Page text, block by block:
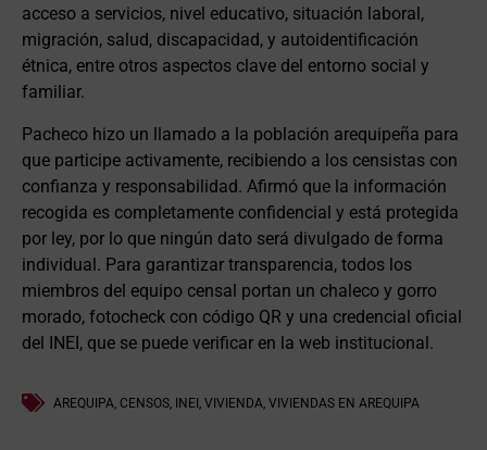
acceso a servicios, nivel educativo, situación laboral,
migración, salud, discapacidad, y autoidentificación
étnica, entre otros aspectos clave del entorno social y
familiar.
Pacheco hizo un llamado a la población arequipeña para
que participe activamente, recibiendo a los censistas con
confianza y responsabilidad. Afirmó que la información
recogida es completamente confidencial y está protegida
por ley, por lo que ningún dato será divulgado de forma
individual. Para garantizar transparencia, todos los
miembros del equipo censal portan un chaleco y gorro
morado, fotocheck con código QR y una credencial oficial
del INEI, que se puede verificar en la web institucional.
AREQUIPA, CENSOS, INEI , VIVIENDA, VIVIENDAS EN AREQUIPA